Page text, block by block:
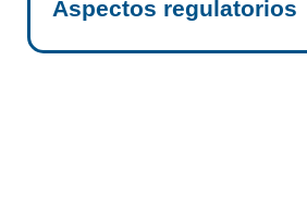
Aspectos regulatorios